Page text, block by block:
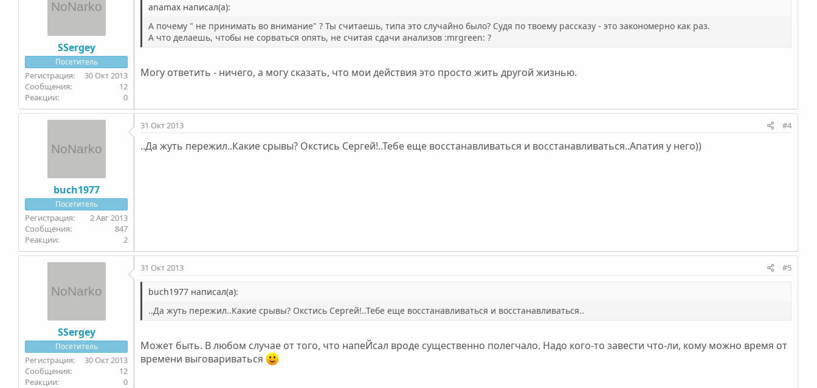
SSergey
Посетитель
30 Окт 2013
12
0
anamax написал(а):
А почему " не принимать во внимание" ? Ты считаешь, типа это случайно было? Судя по твоему рассказу - это закономерно как раз.
А что делаешь, чтобы не сорваться опять, не считая сдачи анализов :mrgreen: ?
Могу ответить - ничего, а могу сказать, что мои действия это просто жить другой жизнью.
buch1977
Посетитель
2 Авг 2013
847
2
31 Окт 2013 #4
..Да жуть пережил..Какие срывы? Окстись Сергей!..Тебе еще восстанавливаться и восстанавливаться..Апатия у него))
SSergey
Посетитель
30 Окт 2013
12
0
31 Окт 2013 #5
buch1977 написал(а):
..Да жуть пережил..Какие срывы? Окстись Сергей!..Тебе еще восстанавливаться и восстанавливаться..
Может быть. В любом случае от того, что напеЙсал вроде существенно полегчало. Надо кого-то завести что-ли, кому можно время от
времени выговариваться